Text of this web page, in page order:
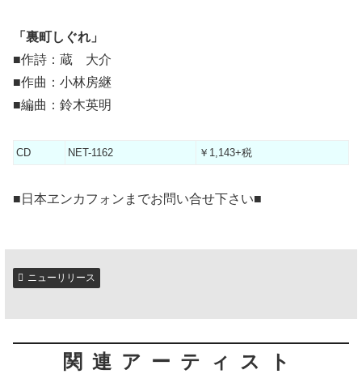
「裏町しぐれ」
■作詩：蔵 大介
■作曲：小林房継
■編曲：鈴木英明
CD NET-1162 ￥1,143+税
■日本ヱンカフォンまでお問い合せ下さい■
ニューリリース
関連アーティスト